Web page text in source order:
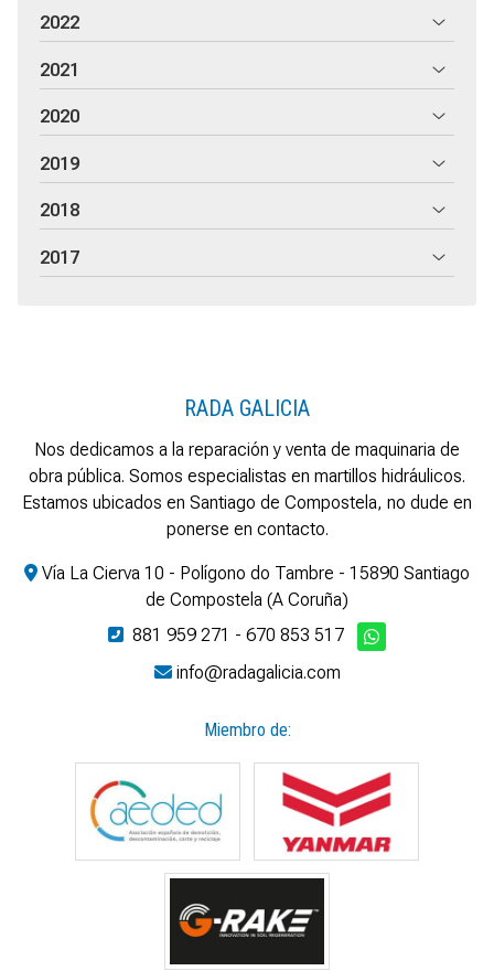
2022
2021
2020
2019
2018
2017
RADA GALICIA
Nos dedicamos a la reparación y venta de maquinaria de
obra pública. Somos especialistas en martillos hidráulicos.
Estamos ubicados en Santiago de Compostela, no dude en
ponerse en contacto.
Vía La Cierva 10 - Polígono do Tambre - 15890 Santiago
de Compostela (A Coruña)
881 959 271 - 670 853 517
info@radagalicia.com
Miembro de: